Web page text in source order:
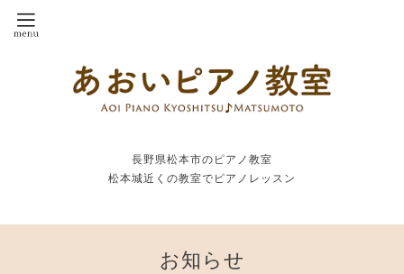
長野県松本市のピアノ教室
松本城近くの教室でピアノレッスン
お知らせ